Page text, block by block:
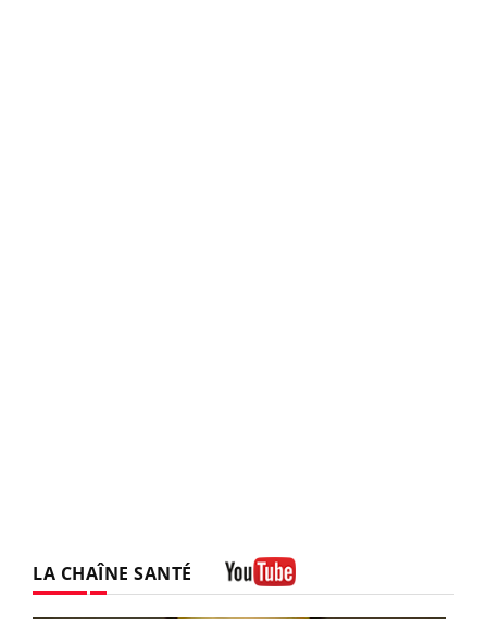
LA CHAÎNE SANTÉ